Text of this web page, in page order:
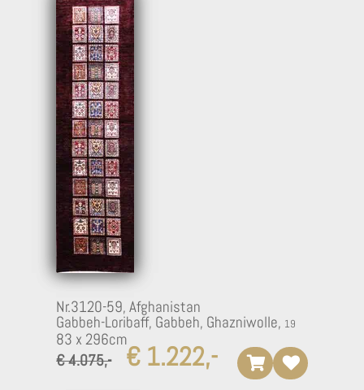
Nr.3120-59,Afghanistan
Gabbeh-Loribaff, Gabbeh, Ghazniwolle,
83 x 296cm
€ 4.075,-
€ 1.222,-